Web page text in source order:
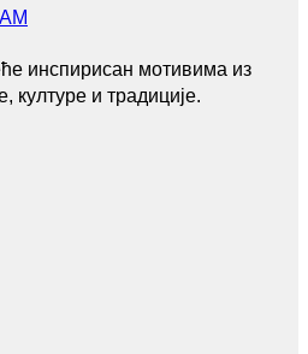
инспирисан мотивима из
културе и традиције.